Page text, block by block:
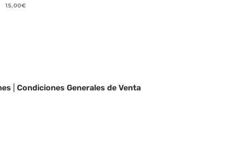
15,00€
Condiciones Generales de Venta